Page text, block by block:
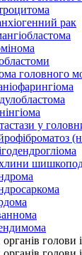
рак
головного
у
голови